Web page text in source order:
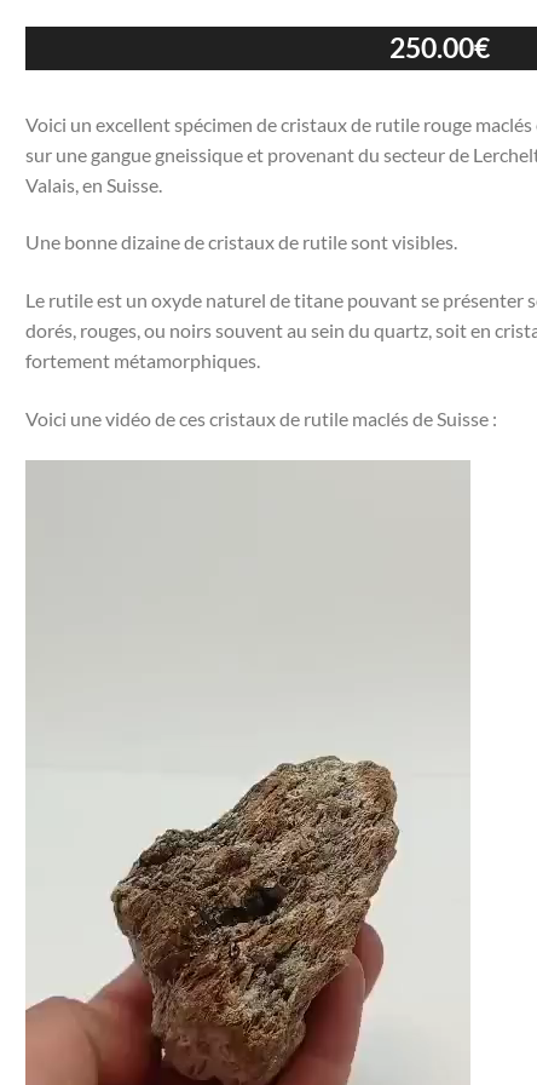
250.00€
Voici un excellent spécimen de cristaux de rutile rouge
sur une gangue gneissique et provenant du secteur de
Valais, en Suisse.
Une bonne dizaine de cristaux de rutile sont visibles.
Le rutile est un oxyde naturel de titane pouvant se présenter
dorés, rouges, ou noirs souvent au sein du quartz, soit en
fortement métamorphiques.
Voici une vidéo de ces cristaux de rutile maclés de Suisse :